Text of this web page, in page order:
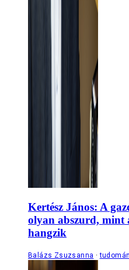
Kertész János: A
olyan abszurd, mint
hangzik
Balázs Zsuzsanna